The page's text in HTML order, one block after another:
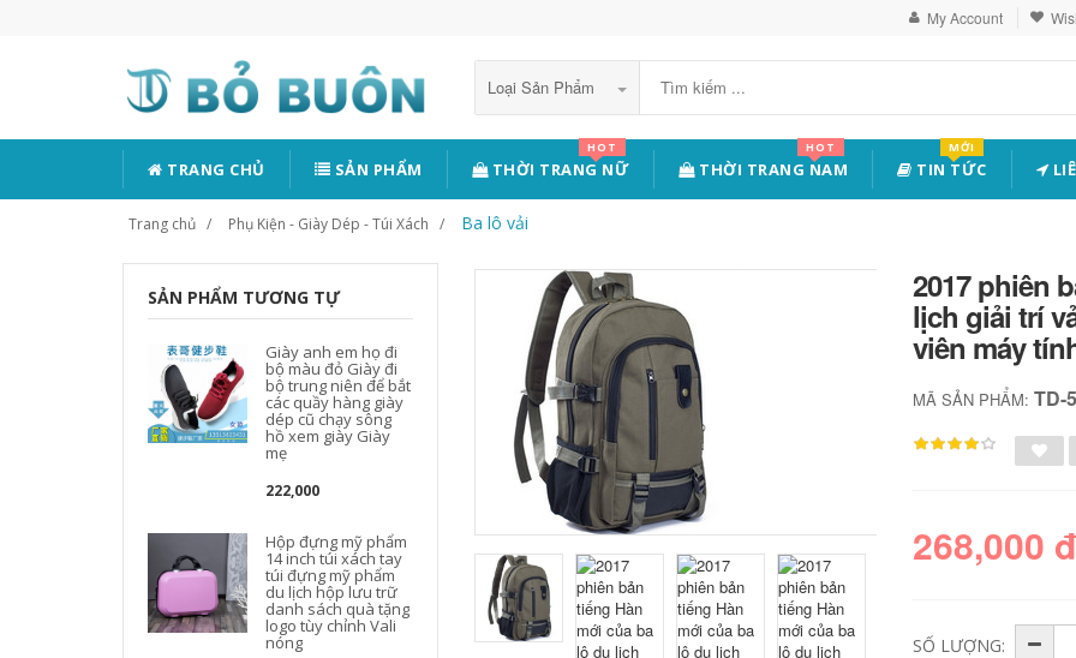
My Account
Loại Sản Phẩm
TRANG CHỦ SẢN PHẨM THỜI TRANG NỮ
HOT
THỜI TRANG NAM
HOT
TIN TỨC
MỚI
Trang chủ Phụ Kiện - Giày Dép - Túi Xách Ba lô vải
SẢN PHẨM TƯƠNG TỰ
Giày anh em họ đi
bộ màu đỏ Giày đi
bộ trung niên để bắt
các quầy hàng giày
dép cũ chạy sông
hồ xem giày Giày
mẹ
222,000
Hộp đựng mỹ phẩm
14 inch túi xách tay
túi đựng mỹ phẩm
du lịch hộp lưu trữ
danh sách quà tặng
logo tùy chỉnh Vali
nóng
2017 phiên
lịch giải trí
viên máy
MÃ SẢN PHẨM:TD-
268,000 đ
SỐ LƯỢNG: